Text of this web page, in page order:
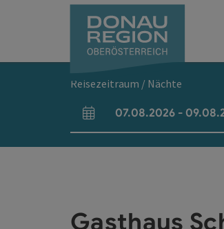
Reisezeitraum / Nächte
An- und Abreisefelder
07.08.2026 -
Gasthaus